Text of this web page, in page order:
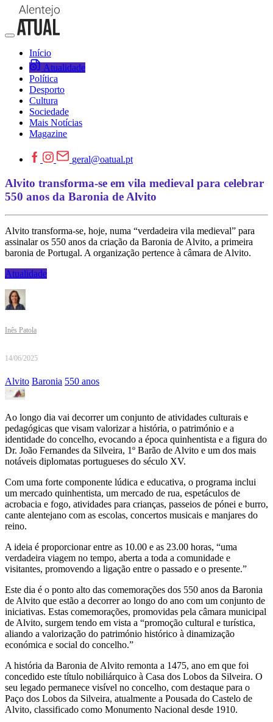
Início
Atualidade
Política
Desporto
Cultura
Sociedade
Mais Notícias
Magazine
geral@oatual.pt
Alvito transforma-se em vila medieval para celebrar
550 anos da Baronia de Alvito
Alvito transforma-se, hoje, numa “verdadeira vila medieval” para
assinalar os 550 anos da criação da Baronia de Alvito, a primeira
baronia de Portugal. A organização pertence à câmara de Alvito.
Atualidade
Inês Patola
14/06/2025
Alvito Baronia 550 anos
Ao longo dia vai decorrer um conjunto de atividades culturais e
pedagógicas que visam valorizar a história, o património e a
identidade do concelho, evocando a época quinhentista e a figura do
Dr. João Fernandes da Silveira, 1º Barão de Alvito e um dos mais
notáveis diplomatas portugueses do século XV.
Com uma forte componente lúdica e educativa, o programa inclui
um mercado quinhentista, um mercado de rua, espetáculos de
acrobacia e fogo, atividades para crianças, passeios de pónei e burro,
cante alentejano com as escolas, concertos musicais e manjares do
reino.
A ideia é proporcionar entre as 10.00 e as 23.00 horas, “uma
verdadeira viagem no tempo, aberta a toda a comunidade e
visitantes, promovendo a ligação entre o passado e o presente.”
Este dia é o ponto alto das comemorações dos 550 anos da Baronia
de Alvito que estão a decorrer ao longo do ano com um conjunto de
iniciativas. Estas comemorações, promovidas pela câmara municipal
de Alvito, surgem tendo em vista a “promoção cultural e turística,
aliando a valorização do património histórico à dinamização
económica e social do concelho.”
A história da Baronia de Alvito remonta a 1475, ano em que foi
concedido este título nobiliárquico à Casa dos Lobos da Silveira. O
seu legado permanece visível no concelho, com destaque para o
Paço dos Lobos da Silveira, atualmente a Pousada do Castelo de
Alvito, classificado como Monumento Nacional desde 1910.